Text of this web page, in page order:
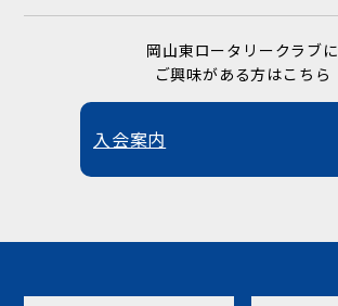
岡山東ロータリークラブに
ご興味がある方はこちら
入会案内